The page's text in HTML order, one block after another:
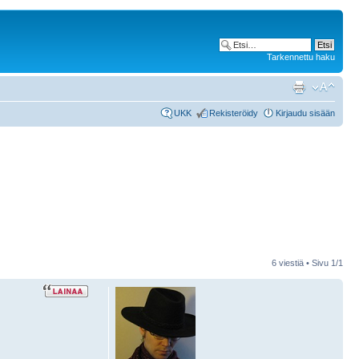
Tarkennettu haku
UKK Rekisteröidy Kirjaudu sisään
6 viestiä • Sivu 1/1